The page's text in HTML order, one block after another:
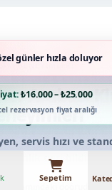
DENEYIMLERI
Arabası
servis hızı ve
etkinlik geri
₺16.000 – ₺25.000
rezervasyon fiyat aralığı
günler hızla doluyor
Sepetim